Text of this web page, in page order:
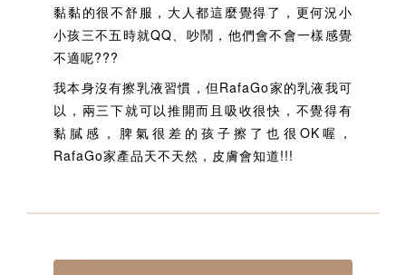
黏黏的很不舒服，大人都這麼覺得了，更何況小
小孩三不五時就QQ、吵鬧，他們會不會一樣感覺
不適呢???
我本身沒有擦乳液習慣，但RafaGo家的乳液我可
以，兩三下就可以推開而且吸收很快，不覺得有
黏膩感，脾氣很差的孩子擦了也很OK喔，
RafaGo家產品天不天然，皮膚會知道!!!